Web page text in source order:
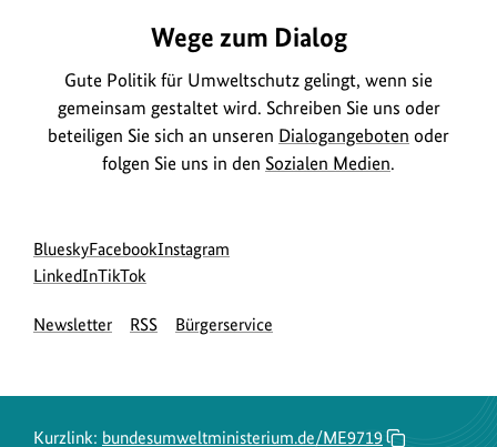
Wege zum Dialog
Gute Politik für Umweltschutz gelingt, wenn sie
gemeinsam gestaltet wird. Schreiben Sie uns oder
beteiligen Sie sich an unseren Dialogangeboten oder
folgen Sie uns in den Sozialen Medien.
Social
Media
Blueskyzur
Bluesky-
des
Facebookzur
des
Instagram
des
LinkedInzur
Seite
zur
Seite
TikTok
Newsletter RSS Bürgerservice
Kurzlink: bundesumweltministerium.de/ME9719